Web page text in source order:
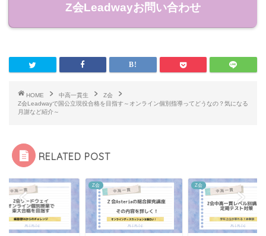
Z会Leadwayお問い合わせ
HOME 中高一貫生
Z会
Z会Leadwayで国公立現役合格を目指す～オンライン個別指導ってどうなの？気になる
月謝など紹介～
RELATED POST
Z会 Z会